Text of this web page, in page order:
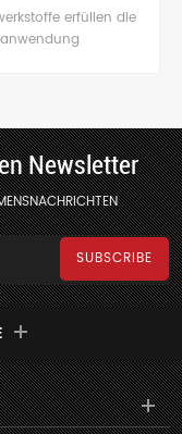
Elektrische
Newsletter